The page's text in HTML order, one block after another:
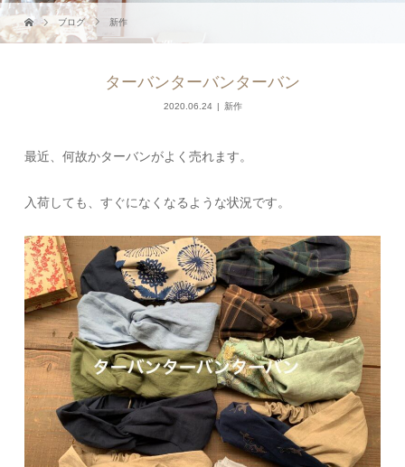
ブログ 新作
ターバンターバンターバン
2020.06.24 新作
最近、何故かターバンがよく売れます。
入荷しても、すぐになくなるような状況です。